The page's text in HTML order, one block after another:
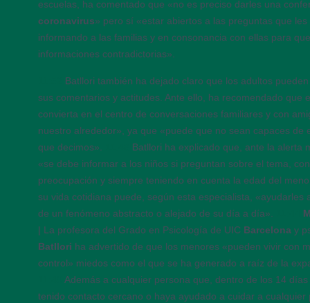
escuelas, ha comentado que «no es preciso darles una
coronavirus» pero sí «estar abiertos a las preguntas que
informando a las familias y en consonancia con ellas para
informaciones contradictorias».
Batllori también ha dejado claro que los adultos
sus comentarios y actitudes. Ante ello, ha recomendado que
convierta en el centro de conversaciones familiares y con
nuestro alrededor», ya que «puede que no sean capaces de
que decimos».
Batllori ha explicado que, ante la alerta
«se debe informar a los niños si preguntan sobre el tema,
preocupación y siempre teniendo en cuenta la edad del
su vida cotidiana puede, según esta especialista, «ayudarles
de un fenómeno abstracto o alejado de su día a día».
| La profesora del Grado en Psicología de UIC Barcelona y
Batllori ha advertido de que los menores «pueden vivir con
control» miedos como el que se ha generado a raíz de la
Además a cualquier persona que, dentro de los 14
tenido contacto cercano o haya ayudado a cuidar a